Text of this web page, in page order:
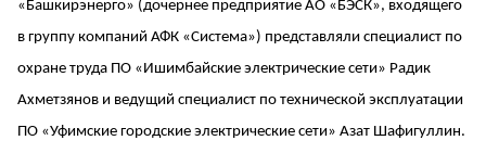
«Башкирэнерго» (дочернее предприятие АО «БЭСК», входящего
в группу компаний АФК «Система») представляли специалист по
охране труда ПО «Ишимбайские электрические сети» Радик
Ахметзянов и ведущий специалист по технической эксплуатации
ПО «Уфимские городские электрические сети» Азат Шафигуллин.